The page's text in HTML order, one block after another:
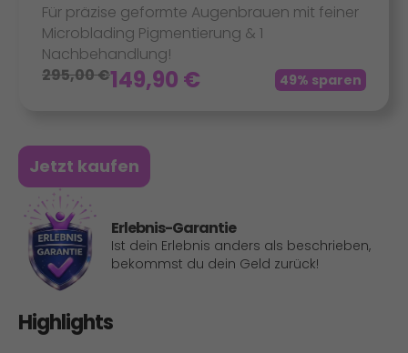
Für präzise geformte Augenbrauen mit feiner
Microblading Pigmentierung & 1
Nachbehandlung!
295,00€149,90 € 49% sparen
Jetzt kaufen
Erlebnis-Garantie
Ist dein Erlebnis anders als beschrieben,
bekommst du dein Geld zurück!
Highlights